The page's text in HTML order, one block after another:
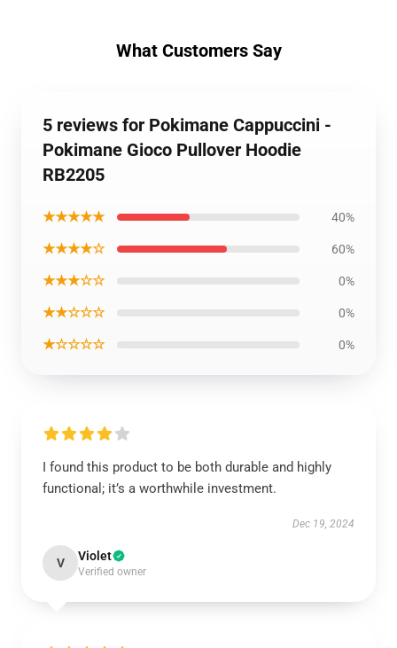
What Customers Say
5 reviews for Pokimane Cappuccini -
Pokimane Gioco Pullover Hoodie
RB2205
★★★★★ 40%
★★★★☆ 60%
★★★☆☆ 0%
★★☆☆☆ 0%
★☆☆☆☆ 0%
I found this product to be both durable and highly
functional; it’s a worthwhile investment.
Dec 19, 2024
V Violet
Verified owner